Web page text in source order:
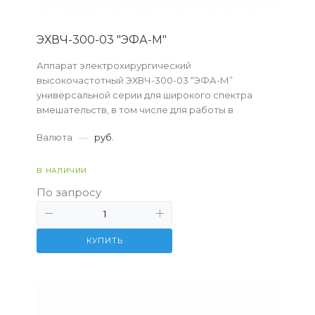
ЭХВЧ-300-03 "ЭФА-М"
Аппарат электрохирургический
высокочастотный ЭХВЧ-300-03 “ЭФА-М”
универсальной серии для широкого спектра
вмешательств, в том числе для работы в
Валюта
— руб.
В НАЛИЧИИ
По запросу
КУПИТЬ